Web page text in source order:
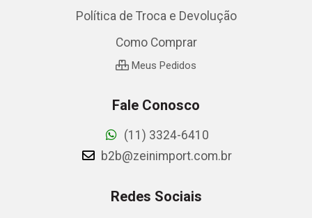
Política de Troca e Devolução
Como Comprar
Meus Pedidos
Fale Conosco
(11) 3324-6410
b2b@zeinimport.com.br
Redes Sociais